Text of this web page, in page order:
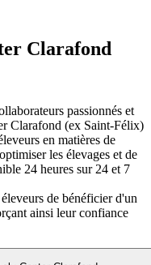
Clarafond
passionnés et
Clarafond (ex Saint-Félix)
en matières de
les élevages et de
24 heures sur 24 et 7
de bénéficier d'un
ainsi leur confiance